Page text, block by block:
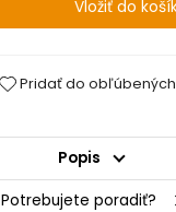
Pridať do obľúbených
Popis
Potrebujete poradiť?